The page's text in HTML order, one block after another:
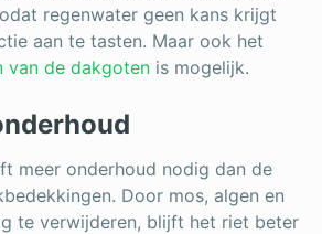
regenwater geen kans krijgt
aan te tasten. Maar ook het
van de dakgoten is mogelijk.
meer onderhoud nodig dan de
Door mos, algen en
te verwijderen, blijft het riet beter